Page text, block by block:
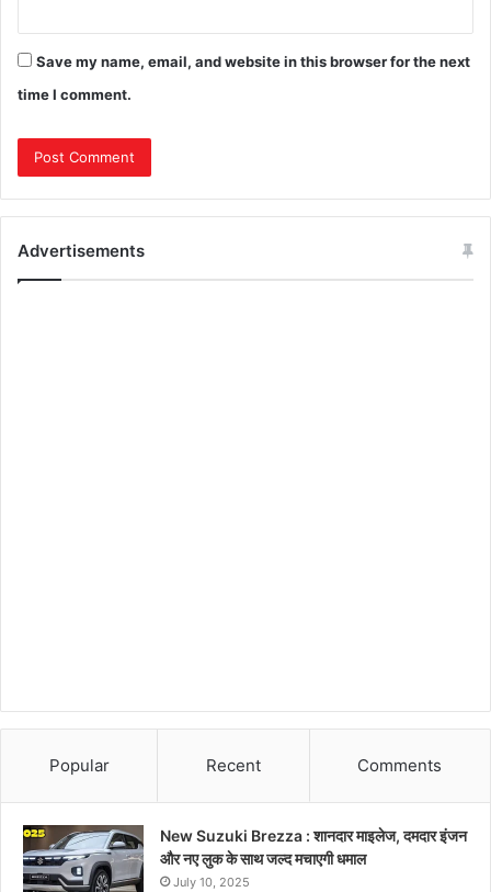
Save my name, email, and website in this browser for the next
time I comment.
Advertisements
Popular Recent Comments
New Suzuki Brezza : शानदार माइलेज, दमदार इंजन
और नए लुक के साथ जल्द मचाएगी धमाल
July 10, 2025